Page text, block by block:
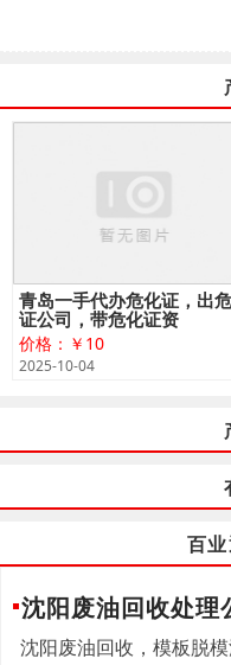
青岛一手代办危化证，出
证公司，带危化证资
价格：￥10
2025-10-04
百
沈阳废油回收处理
沈阳废油回收，模板脱